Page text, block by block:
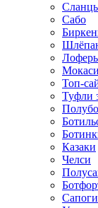
Сабо
Топ-
Туфли
Казаки
Челси
Сапоги